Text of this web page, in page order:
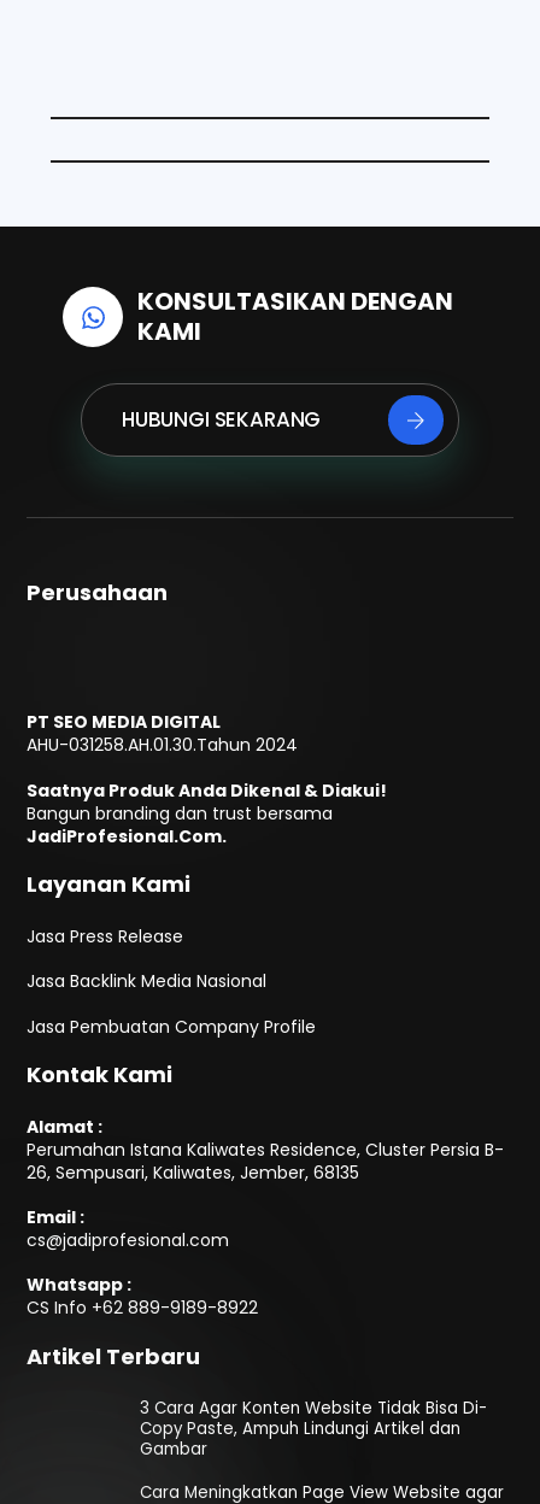
k n p
KONSULTASIKAN DENGAN
KAMI
HUBUNGI SEKARANG
Perusahaan
PT SEO MEDIA DIGITAL
AHU-031258.AH.01.30.Tahun 2024
Saatnya Produk Anda Dikenal & Diakui!
Bangun branding dan trust bersama
JadiProfesional.Com.
Layanan Kami
Jasa Press Release
Jasa Backlink Media Nasional
Jasa Pembuatan Company Profile
Kontak Kami
Alamat :
Perumahan Istana Kaliwates Residence, Cluster Persia B-
26, Sempusari, Kaliwates, Jember, 68135
Email :
cs@jadiprofesional.com
Whatsapp :
CS Info +62 889-9189-8922
Artikel Terbaru
3 Cara Agar Konten Website Tidak Bisa Di-
Copy Paste, Ampuh Lindungi Artikel dan
Gambar
Cara Meningkatkan Page View Website agar